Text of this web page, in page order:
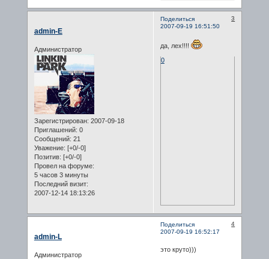
Поделиться
3
2007-09-19 16:51:50
admin-E
Администратор
Зарегистрирован: 2007-09-18
Приглашений: 0
Сообщений: 21
Уважение: [+0/-0]
Позитив: [+0/-0]
Провел на форуме:
5 часов 3 минуты
Последний визит:
2007-12-14 18:13:26
да, лех!!!!
0
Поделиться
4
2007-09-19 16:52:17
admin-L
Администратор
это круто)))